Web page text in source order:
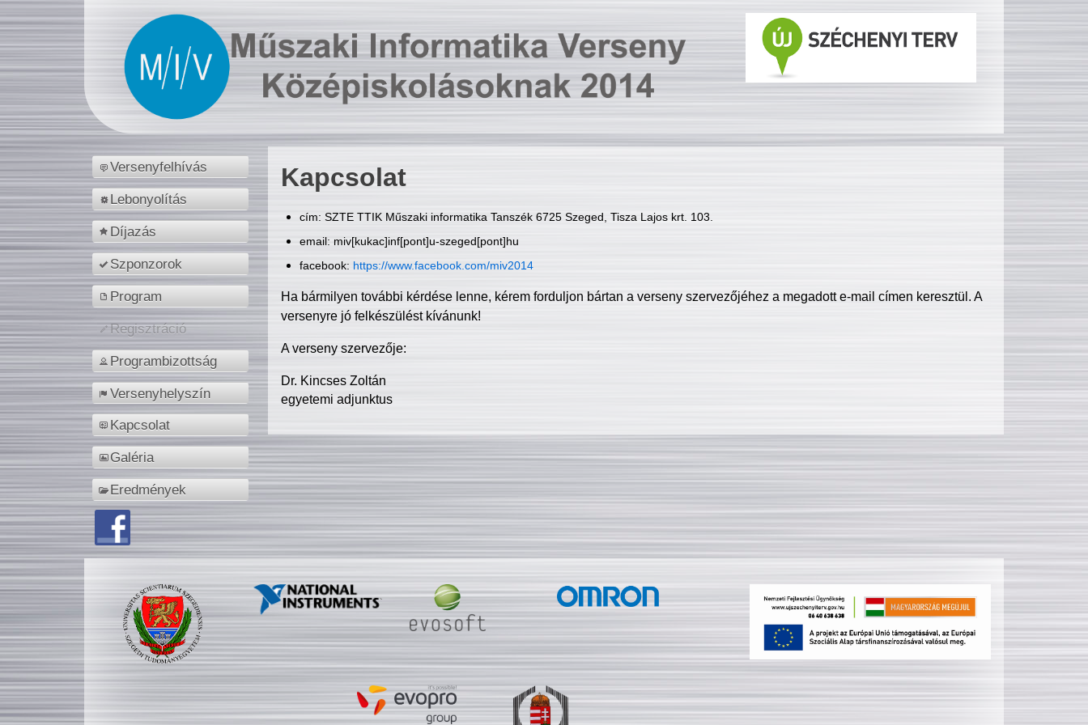
Versenyfelhívás
Lebonyolítás
Díjazás
Szponzorok
Program
Regisztráció
Programbizottság
Versenyhelyszín
Kapcsolat
Galéria
Eredmények
Kapcsolat
cím: SZTE TTIK Műszaki informatika Tanszék 6725 Szeged, Tisza Lajos krt. 103.
email: miv[kukac]inf[pont]u-szeged[pont]hu
facebook: https://www.facebook.com/miv2014
Ha bármilyen további kérdése lenne, kérem forduljon bártan a verseny szervezőjéhez a megadott e-mail címen keresztül. A
versenyre jó felkészülést kívánunk!
A verseny szervezője:
Dr. Kincses Zoltán
egyetemi adjunktus